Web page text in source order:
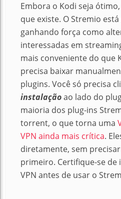
Embora o Kodi seja
que existe. O Stremio
ganhando força como
interessadas em
mais conveniente do que
precisa baixar
plugins. Você só precisa
instalaçãoao lado do
maioria dos plug-ins
torrent, o que torna uma
VPN ainda mais crítica.
diretamente, sem
primeiro. Certifique-se de
VPN antes de usar o